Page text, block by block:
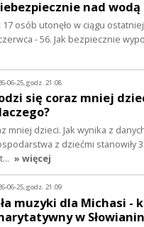
nad wodą
17 osób utonęło w ciągu
- 56. Jak bezpiecznie
06-25, godz. 21:08
się coraz mniej
mniej dzieci. Jak wynika z
z dziećmi stanowiły
» więcej
06-25, godz. 21:09
muzyki dla Michasi -
w